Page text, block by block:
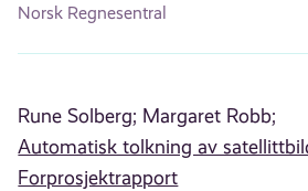
Norsk Regnesentral
Rune Solberg; Margaret Robb;
Automatisk tolkning av
Forprosjektrapport